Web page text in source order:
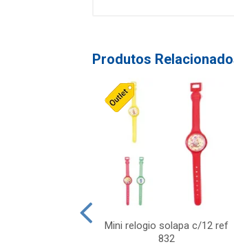
Produtos
Mini relogio solapa c/12 ref
832